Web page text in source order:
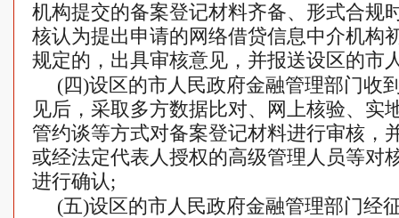
机构提交的备案登记材料齐备、形式合规
核认为提出申请的网络借贷信息中介机构
规定的，出具审核意见，并报送设区的市
(四)设区的市人民政府金融管理部门收
见后，采取多方数据比对、网上核验、实
管约谈等方式对备案登记材料进行审核，
或经法定代表人授权的高级管理人员等对
进行确认;
(五)设区的市人民政府金融管理部门经